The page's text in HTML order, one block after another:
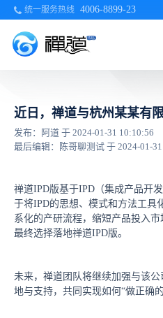
统一服务热线 4006-8899-23
近日，禅道与杭州某某有
发布：阿道 于 2024-01-31 10:10:56
最后编辑：陈哥聊测试 于 2024-01-
禅道IPD版基于IPD（集成产品开
于将IPD的思想、模式和方法工具
系化的产研流程，缩短产品投入市
最终选择落地禅道IPD版。
未来，禅道团队将继续加强与该
地与支持，共同实现如何“做正确